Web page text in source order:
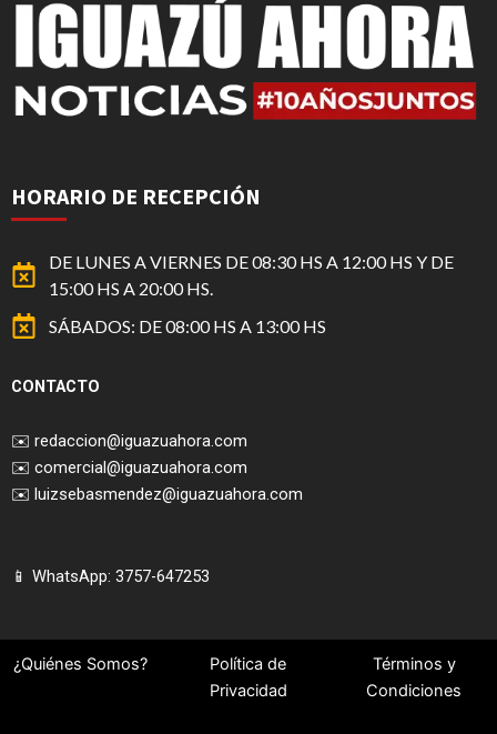
HORARIO DE RECEPCIÓN
DE LUNES A VIERNES DE 08:30 HS A 12:00 HS Y DE
15:00 HS A 20:00 HS.
SÁBADOS: DE 08:00 HS A 13:00 HS
CONTACTO
✉️ redaccion@iguazuahora.com
✉️ comercial@iguazuahora.com
✉️ luizsebasmendez@iguazuahora.com
📱 WhatsApp: 3757-647253
¿Quiénes Somos?
Política de
Privacidad
Términos y
Condiciones